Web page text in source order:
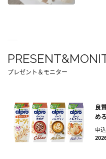
プレゼント＆モニター
良
め
申